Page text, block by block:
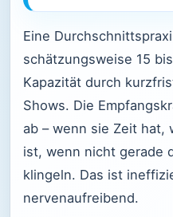
Eine
schätzungsweise 15
Kapazität durch
Shows. Die
ab – wenn sie Zeit hat,
ist, wenn nicht gerade
klingeln. Das ist
nervenaufreibend.